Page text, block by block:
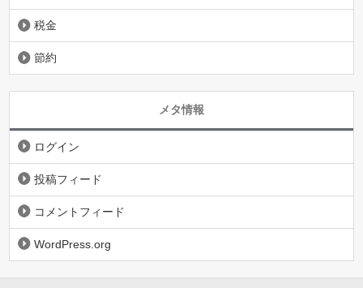
税金
節約
メタ情報
ログイン
投稿フィード
コメントフィード
WordPress.org